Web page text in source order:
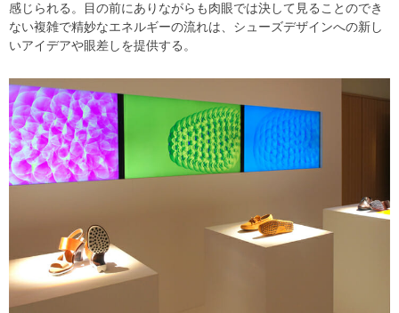
感じられる。目の前にありながらも肉眼では決して見ることのでき
ない複雑で精妙なエネルギーの流れは、シューズデザインへの新し
いアイデアや眼差しを提供する。